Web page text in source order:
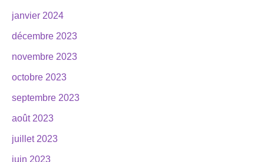
janvier 2024
décembre 2023
novembre 2023
octobre 2023
septembre 2023
août 2023
juillet 2023
juin 2023